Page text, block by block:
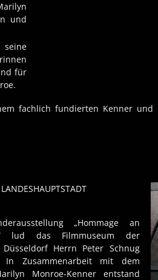
und
für
fachlich fundierten Kenner und
„Hommage an
lud das Filmmuseum der
Düsseldorf Herrn Peter Schnug
Zusammenarbeit mit dem
Monroe-Kenner entstand